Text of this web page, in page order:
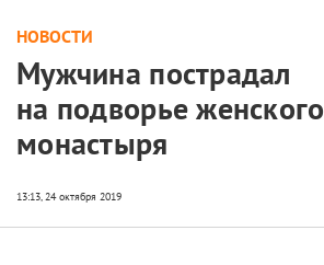
НОВОСТИ
Мужчина пострадал
на подворье женского
монастыря